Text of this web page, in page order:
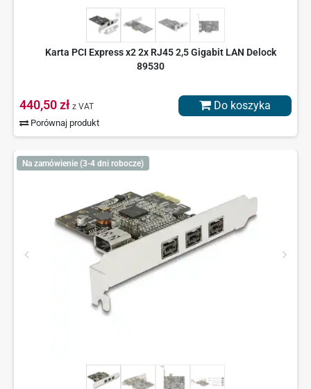
Karta PCI Express x2 2x RJ45 2,5 Gigabit LAN Delock
89530
440,50 zł z VAT
Porównaj produkt
Do koszyka
Na zamówienie (3-4 dni robocze)